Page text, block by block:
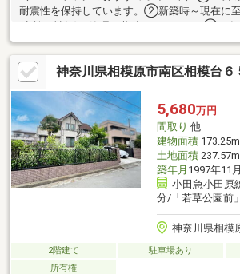
耐震性を保持しています。②新築時～現在に
スプログラムに対応。住宅購入後もそのまま
です。物件の詳細情報は、イベント情報欄で
積水ハウス旧分譲地！●北西側・北東側前面道
5.0m、角地！●神奈川中央交通「御園五丁目」
●2020年5月築、積水ハウス施工 【ザ・グラヴ
→「3LDK」へ間取り変更可能(別途工事費用あ
スに2台駐車可能(車種制限あり)。
神奈川県相模原市南区相模台６
5,680万円
間取り 他
建物面積173.25m
土地面積237.57m
築年月 1997年11
小田急小田原
分/「若草公園前
神奈川県相模
2階建て 駐車場あり
所有権